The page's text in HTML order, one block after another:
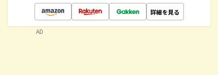
詳細を見る
AD